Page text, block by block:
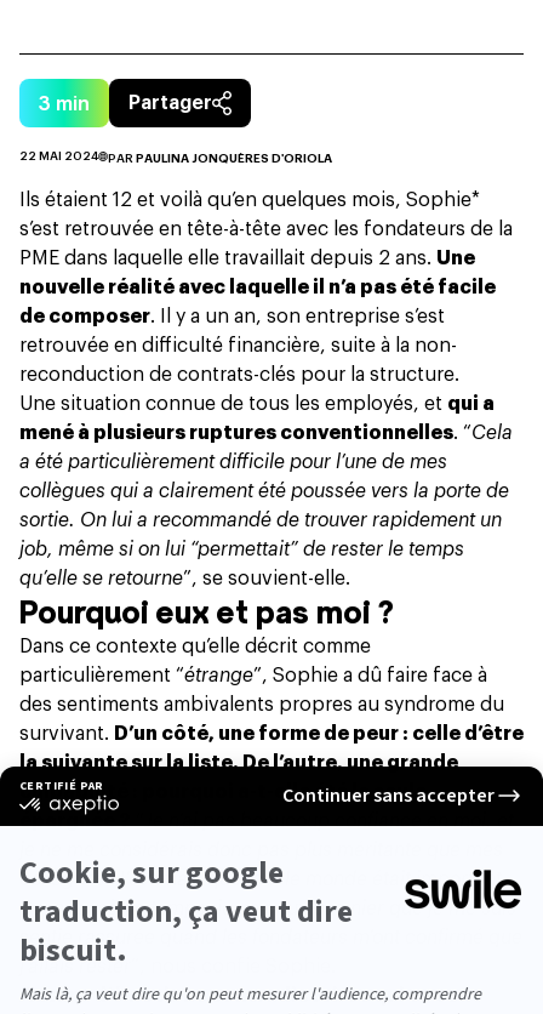
3 min Partager
22 MAI 2024 PAR PAULINA JONQUÈRES D'ORIOLA
Ils étaient 12 et voilà qu’en quelques mois, Sophie*
s’est retrouvée en tête-à-tête avec les fondateurs de la
PME dans laquelle elle travaillait depuis 2 ans. Une
nouvelle réalité avec laquelle il n’a pas été facile
de composer. Il y a un an, son entreprise s’est
retrouvée en difficulté financière, suite à la non-
reconduction de contrats-clés pour la structure.
Une situation connue de tous les employés, et qui a
mené à plusieurs ruptures conventionnelles. “Cela
a été particulièrement difficile pour l’une de mes
collègues qui a clairement été poussée vers la porte de
sortie. On lui a recommandé de trouver rapidement un
job, même si on lui “permettait” de rester le temps
qu’elle se retourne”, se souvient-elle.
Pourquoi eux et pas moi ?
Dans ce contexte qu’elle décrit comme
particulièrement “étrange”, Sophie a dû faire face à
des sentiments ambivalents propres au syndrome du
survivant. D’un côté, une forme de peur : celle d’être
la suivante sur la liste. De l’autre, une grande
culpabilité : pourquoi a-t-elle été la seule
épargnée ?“Je n’ai pas beaucoup confiance en moi, et
collègues. J’estimais que tout le monde était important.
Dans le même temps, je ne peux pas nier que je me suis
sentie rassurée quand les fondateurs m’ont confirmé que
j’allais rester
Autant d’émotions contradictoires qui se sont